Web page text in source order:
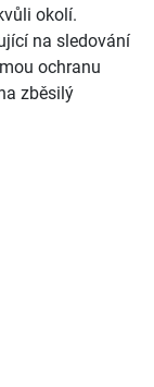
okolí.
na sledování
ochranu
zběsilý